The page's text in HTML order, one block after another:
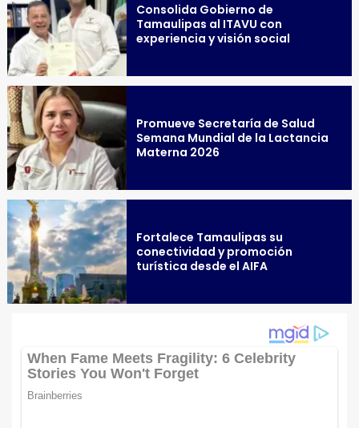
Consolida Gobierno de
Tamaulipas al ITAVU con
experiencia y visión social
Promueve Secretaría de Salud
Semana Mundial de la Lactancia
Materna 2026
Fortalece Tamaulipas su
conectividad y promoción
turística desde el AIFA